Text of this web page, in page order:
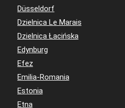
Düsseldorf
Dzielnica Le Marais
Dzielnica Łacińska
Edynburg
Efez
Emilia-Romania
Estonia
Etna